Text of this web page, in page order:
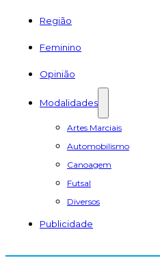
Região
Feminino
Opinião
Modalidades
Artes Marciais
Automobilismo
Canoagem
Futsal
Diversos
Publicidade